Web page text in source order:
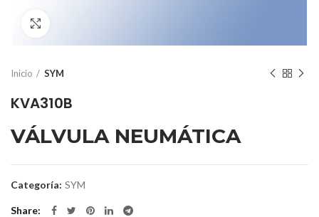
Inicio SYM
KVA310B
VÁLVULA NEUMÁTICA
Categoría: SYM
Share